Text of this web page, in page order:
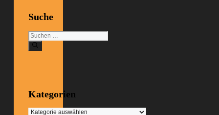
Suche
Suchen
nach:
Kategorien
Kategorien